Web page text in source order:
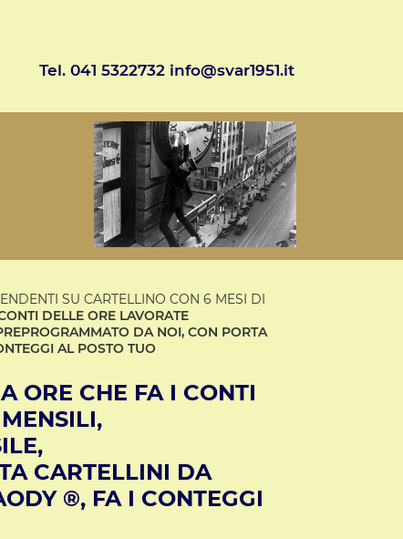
Tel. 041 5322732 info@svar1951.it
SU CARTELLINO CON 6 MESI DI
DELLE ORE LAVORATE
DA NOI, CON PORTA
AL POSTO TUO
ORE CHE FA I CONTI
CARTELLINI DA
®, FA I CONTEGGI